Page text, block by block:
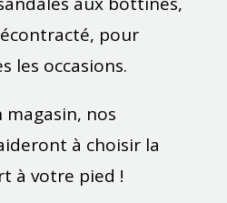
pour
les occasions.
magasin, nos
à choisir la
à votre pied !